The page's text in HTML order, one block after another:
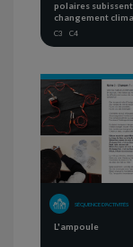
polaires
changement
C3 C4
SÉQUENCE D'ACTIVITÉS
L'ampoule